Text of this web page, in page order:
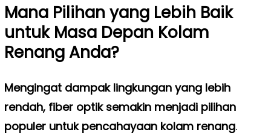
Mana Pilihan yang Lebih Baik
untuk Masa Depan Kolam
Renang Anda?
Mengingat dampak lingkungan yang lebih
rendah, fiber optik semakin menjadi pilihan
populer untuk pencahayaan kolam renang.